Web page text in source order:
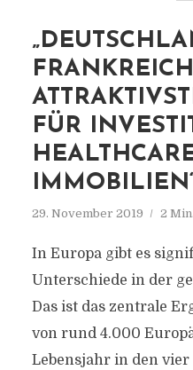
FRANKREICH
FÜR
29. November 2019 2
In Europa gibt es
Unterschiede in der
Das ist das zentrale
von rund 4.000
Lebensjahr in den